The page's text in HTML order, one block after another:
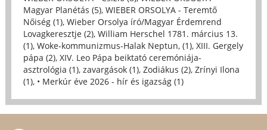
Magyar Planétás (5), WIEBER ORSOLYA - Teremtő
Nőiség (1), Wieber Orsolya író/Magyar Érdemrend
Lovagkeresztje (2), William Herschel 1781. március 13.
(1), Woke-kommunizmus-Halak Neptun, (1), XIII. Gergely
pápa (2), XIV. Leo Pápa beiktató ceremóniája-
asztrológia (1), zavargások (1), Zodiákus (2), Zrínyi Ilona
(1), • Merkúr éve 2026 - hír és igazság (1)